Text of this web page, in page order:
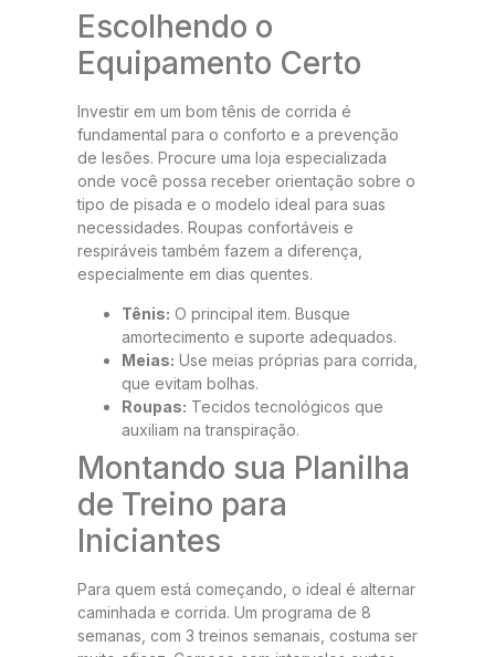
Escolhendo o
Equipamento Certo
Investir em um bom tênis de corrida é
fundamental para o conforto e a prevenção
de lesões. Procure uma loja especializada
onde você possa receber orientação sobre o
tipo de pisada e o modelo ideal para suas
necessidades. Roupas confortáveis e
respiráveis também fazem a diferença,
especialmente em dias quentes.
Tênis: O principal item. Busque
amortecimento e suporte adequados.
Meias: Use meias próprias para corrida,
que evitam bolhas.
Roupas: Tecidos tecnológicos que
auxiliam na transpiração.
Montando sua Planilha
de Treino para
Iniciantes
Para quem está começando, o ideal é alternar
caminhada e corrida. Um programa de 8
semanas, com 3 treinos semanais, costuma ser